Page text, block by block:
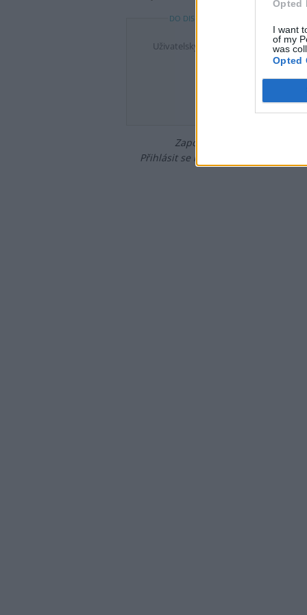
Opted
I want
of my
was
Opted
DO DISKUZE SE MŮŽETE ZAPOJIT PO
Uživatelský e-mail
Zapomněli jste heslo?
Přihlásit se mohou jen ti, kteří se již